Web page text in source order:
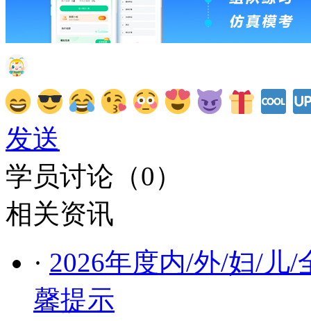
发送
学员讨论（0）
相关资讯
· 2026年度内/外/妇/儿
馨提示